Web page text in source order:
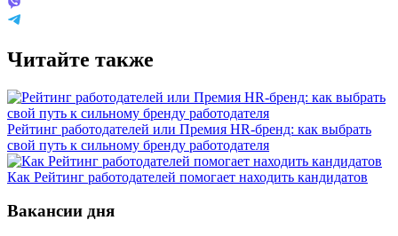
Читайте также
Рейтинг работодателей или Премия HR-бренд: как выбрать
свой путь к сильному бренду работодателя
Как Рейтинг работодателей помогает находить кандидатов
Вакансии дня